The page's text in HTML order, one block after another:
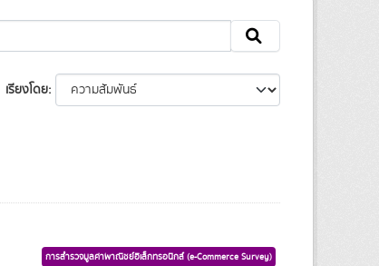
เรียงโดย
การสำรวจมูลค่าพาณิชย์อิเล็กทรอนิกส์ (e-Commerce Survey)